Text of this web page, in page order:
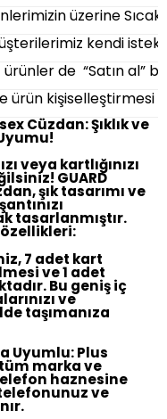
üzerine Sıcak
kendi
de “Satın al”
kişiselleştirmesi
Cüzdan: Şıklık ve
veya kartlığınızı
GUARD
şık tasarımı ve
tasarlanmıştır.
özellikleri:
7 adet kart
ve 1 adet
Bu geniş iç
ve
taşımanıza
Uyumlu:Plus
marka ve
haznesine
telefonunuz ve